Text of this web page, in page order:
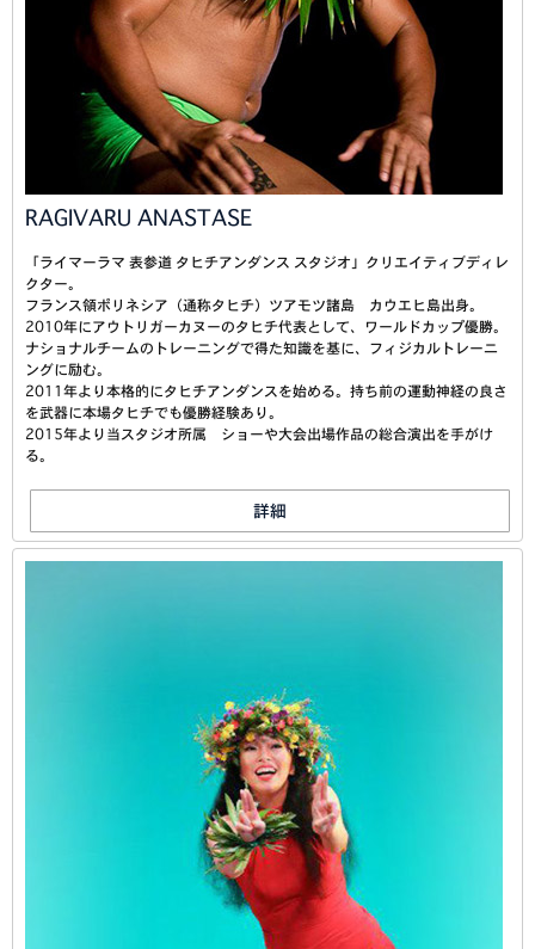
RAGIVARU ANASTASE
「ライマーラマ 表参道 タヒチアンダンス スタジオ」クリエイティブディレ
クター。
フランス領ポリネシア（通称タヒチ）ツアモツ諸島 カウエヒ島出身。
2010年にアウトリガーカヌーのタヒチ代表として、ワールドカップ優勝。
ナショナルチームのトレーニングで得た知識を基に、フィジカルトレーニ
ングに励む。
2011年より本格的にタヒチアンダンスを始める。持ち前の運動神経の良さ
を武器に本場タヒチでも優勝経験あり。
2015年より当スタジオ所属 ショーや大会出場作品の総合演出を手がけ
る。
詳細